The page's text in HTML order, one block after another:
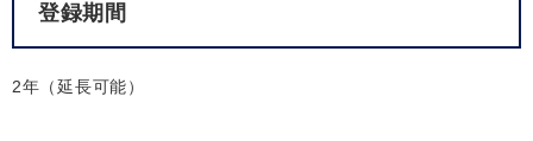
登録期間
2年（延長可能）